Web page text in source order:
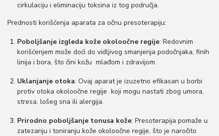
cirkulaciju i eliminaciju toksina iz tog područja.
Prednosti korišćenja aparata za očnu presoterapiju:
Poboljšanje izgleda kože okoloočne regije: Redovnim
korišćenjem može doći do vidljivog smanjenja podočnjaka, finih
linija i bora, što čini kožu mlađom i zdravijom.
Uklanjanje otoka: Ovaj aparat je izuzetno efikasan u borbi
protiv otoka okoloočne regije koji mogu nastati zbog umora,
stresa, lošeg sna ili alergija.
Prirodno poboljšanje tonusa kože: Presoterapija pomaže u
zatezanju i toniranju kože okoloočne regije, što je naročito